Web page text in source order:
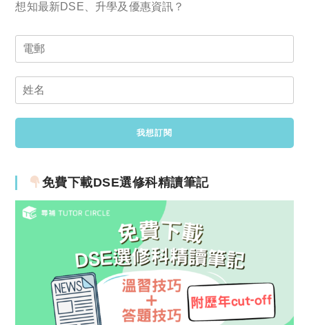
想知最新DSE、升學及優惠資訊？
免費下載DSE選修科精讀筆記